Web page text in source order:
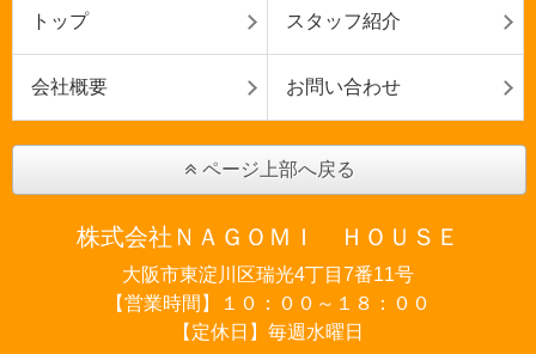
トップ スタッフ紹介
会社概要 お問い合わせ
ページ上部へ戻る
株式会社ＮＡＧＯＭＩ ＨＯＵＳＥ
大阪市東淀川区瑞光4丁目7番11号
【営業時間】１０：００～１８：００
【定休日】毎週水曜日